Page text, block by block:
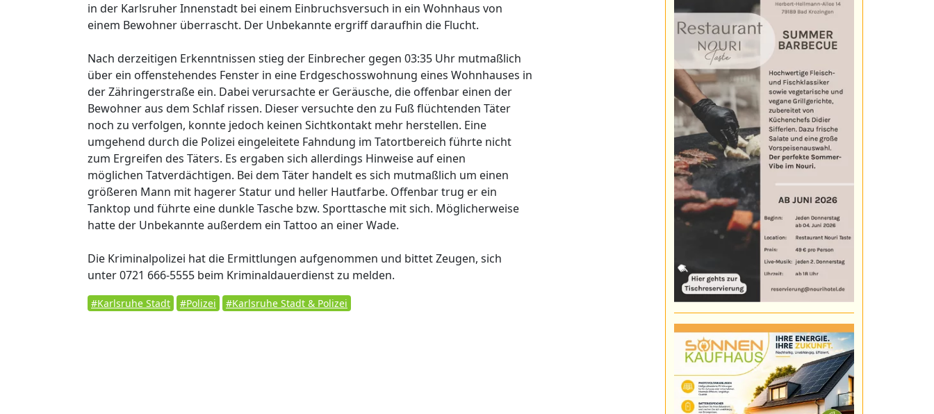
in der Karlsruher Innenstadt bei einem Einbruchsversuch in ein Wohnhaus von
einem Bewohner überrascht. Der Unbekannte ergriff daraufhin die Flucht.
Nach derzeitigen Erkenntnissen stieg der Einbrecher gegen 03:35 Uhr mutmaßlich
über ein offenstehendes Fenster in eine Erdgeschosswohnung eines Wohnhauses in
der Zähringerstraße ein. Dabei verursachte er Geräusche, die offenbar einen der
Bewohner aus dem Schlaf rissen. Dieser versuchte den zu Fuß flüchtenden Täter
noch zu verfolgen, konnte jedoch keinen Sichtkontakt mehr herstellen. Eine
umgehend durch die Polizei eingeleitete Fahndung im Tatortbereich führte nicht
zum Ergreifen des Täters. Es ergaben sich allerdings Hinweise auf einen
möglichen Tatverdächtigen. Bei dem Täter handelt es sich mutmaßlich um einen
größeren Mann mit hagerer Statur und heller Hautfarbe. Offenbar trug er ein
Tanktop und führte eine dunkle Tasche bzw. Sporttasche mit sich. Möglicherweise
hatte der Unbekannte außerdem ein Tattoo an einer Wade.
Die Kriminalpolizei hat die Ermittlungen aufgenommen und bittet Zeugen, sich
unter 0721 666-5555 beim Kriminaldauerdienst zu melden.
#Karlsruhe Stadt #Polizei #Karlsruhe Stadt & Polizei